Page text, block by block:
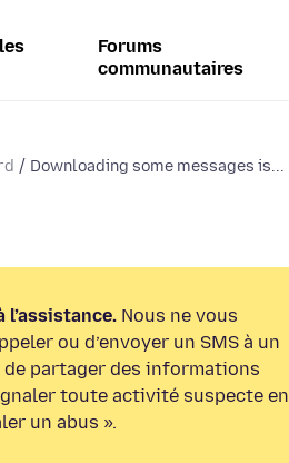
Forums
communautaires
Downloading some messages is...
l’assistance. Nous ne vous
ou d’envoyer un SMS à un
de partager des informations
toute activité suspecte en
un abus ».